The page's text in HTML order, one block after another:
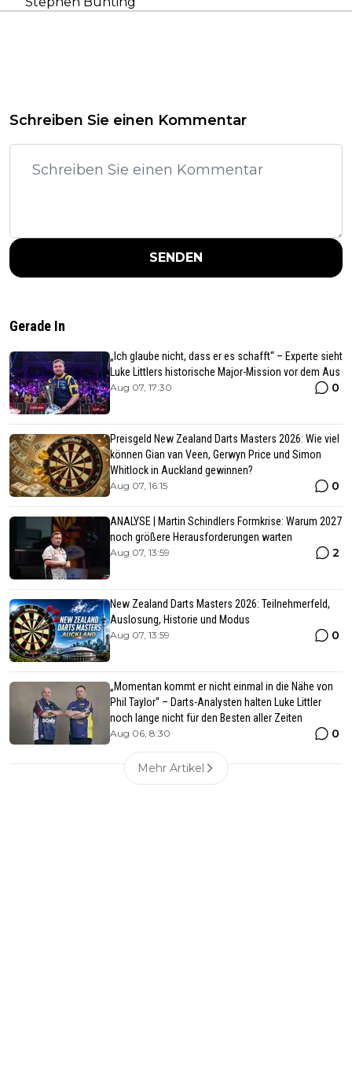
Schreiben Sie einen Kommentar
SENDEN
Gerade In
„Ich glaube nicht, dass er es schafft“ – Experte sieht
Luke Littlers historische Major-Mission vor dem Aus
Aug 07, 17:30 0
Preisgeld New Zealand Darts Masters 2026: Wie viel
können Gian van Veen, Gerwyn Price und Simon
Whitlock in Auckland gewinnen?
Aug 07, 16:15 0
ANALYSE | Martin Schindlers Formkrise: Warum 2027
noch größere Herausforderungen warten
Aug 07, 13:59 2
New Zealand Darts Masters 2026: Teilnehmerfeld,
Auslosung, Historie und Modus
Aug 07, 13:59 0
„Momentan kommt er nicht einmal in die Nähe von
Phil Taylor“ – Darts-Analysten halten Luke Littler
noch lange nicht für den Besten aller Zeiten
Aug 06, 8:30 0
Mehr Artikel